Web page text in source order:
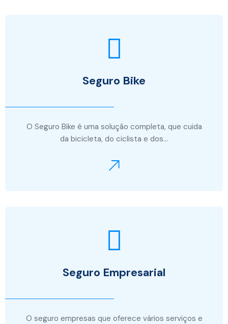
Seguro Bike
O Seguro Bike é uma solução completa, que cuida
da bicicleta, do ciclista e dos…
Seguro Empresarial
O seguro empresas que oferece vários serviços e